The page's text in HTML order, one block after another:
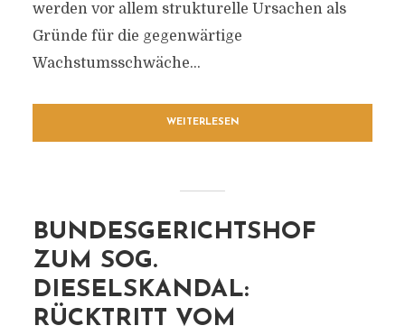
werden vor allem strukturelle Ursachen als
Gründe für die gegenwärtige
Wachstumsschwäche...
WEITERLESEN
BUNDESGERICHTSHOF
ZUM SOG.
DIESELSKANDAL:
RÜCKTRITT VOM